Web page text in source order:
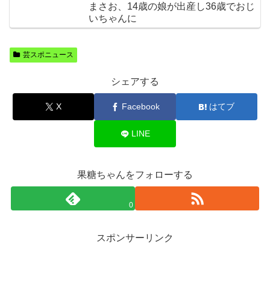
まさお、14歳の娘が出産し36歳でおじ
いちゃんに
芸スポニュース
シェアする
X Facebook はてブ
LINE
果糖ちゃんをフォローする
0
スポンサーリンク